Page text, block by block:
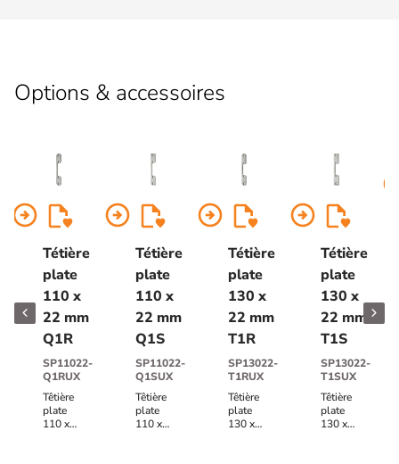
Options & accessoires
arrow_circle_right
Tétière
plate
110 x
22 mm
Q1R
SP11022-
Q1RUX
Têtière
plate
110 x
arrow_circle_right
Tétière
plate
110 x
22 mm
Q1S
SP11022-
Q1SUX
Têtière
plate
110 x
arrow_circle_right
Tétière
plate
130 x
22 mm
T1R
SP13022-
T1RUX
Têtière
plate
130 x
arrow_circle_right
Tétière
plate
130 x
22 mm
T1S
SP13022-
T1SUX
Têtière
plate
130 x